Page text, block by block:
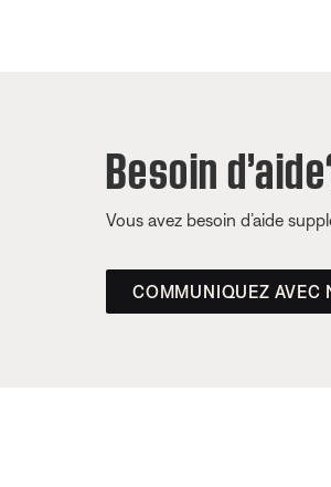
Besoin
Vous avez besoin d’aide
COMMUNIQUEZ AVEC